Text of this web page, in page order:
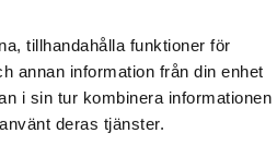
tillhandahålla funktioner för
annan information från din enhet
i sin tur kombinera informationen
deras tjänster.